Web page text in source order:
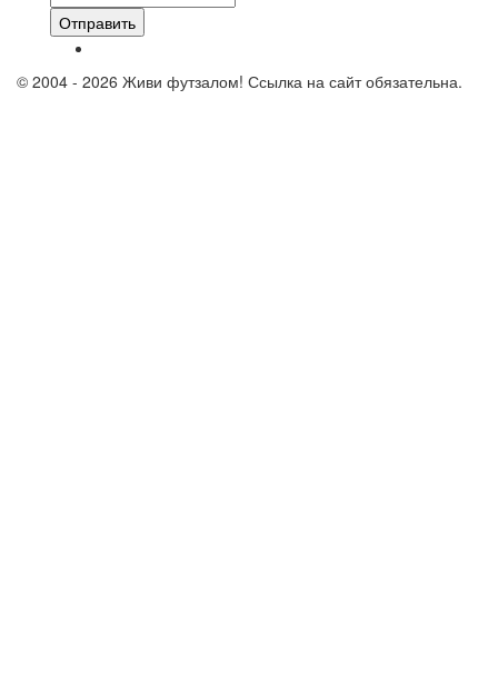
Отправить
© 2004 - 2026 Живи футзалом! Ссылка на сайт обязательна.